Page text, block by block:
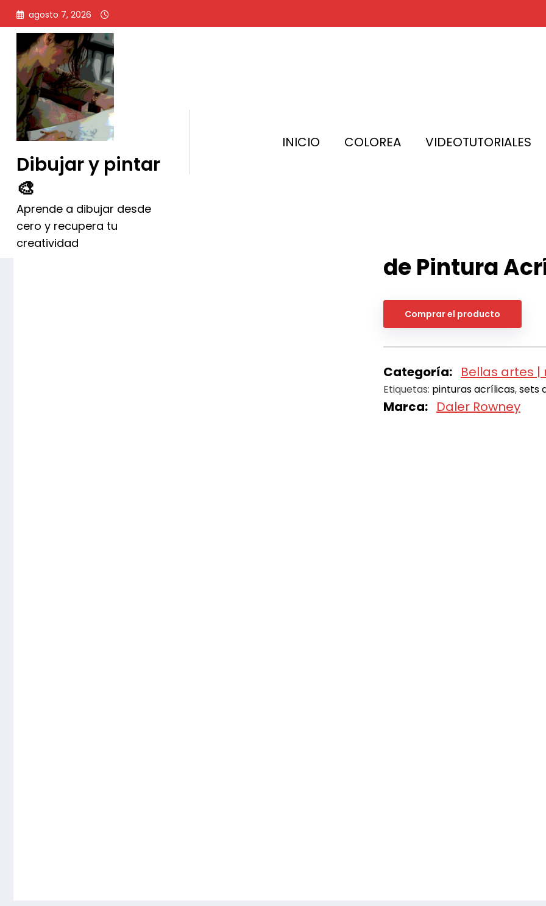
Saltar
contenido
agosto 7, 2026
Dibujar y pintar
🎨
Aprende a dibujar desde
cero y recupera tu
creatividad
INICIO COLOREA VIDEOTUTORIALES
Daler-Rowney Graduate 120ml Set de
Pintura Acrílica
Daler-
de Pintura
Comprar el producto
Categoría: Bellas artes
Etiquetas: pinturas acrílicas,sets
Marca: Daler Rowney